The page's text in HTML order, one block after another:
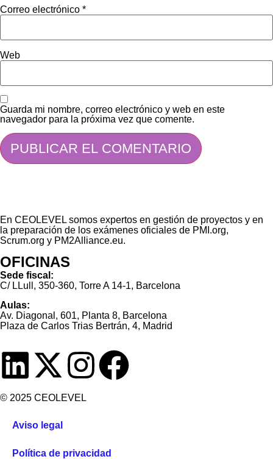
Correo electrónico *
Web
Guarda mi nombre, correo electrónico y web en este
navegador para la próxima vez que comente.
En CEOLEVEL somos expertos en gestión de proyectos y en
la preparación de los exámenes oficiales de PMI.org,
Scrum.org y PM2Alliance.eu.
OFICINAS
Sede fiscal:
C/ LLull, 350-360, Torre A 14-1, Barcelona
Aulas:
Av. Diagonal, 601, Planta 8, Barcelona
Plaza de Carlos Trias Bertrán, 4, Madrid
© 2025 CEOLEVEL
Aviso legal
Política de privacidad